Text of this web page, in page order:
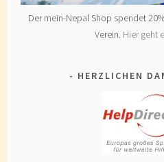
Der mein-Nepal Shop spendet
Verein. Hier geht
HERZLICHEN